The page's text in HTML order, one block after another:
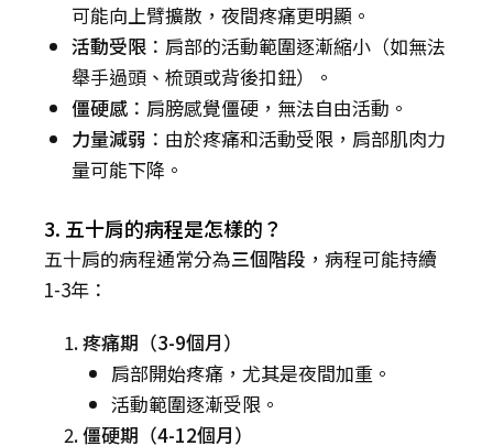
可能向上臂擴散，夜間疼痛更明顯。
活動受限 ：肩部的活動範圍逐漸縮小（如無法
舉手過頭、梳頭或背後扣鈕）。
僵硬感 ：肩膀感覺僵硬，無法自由活動。
力量減弱 ：由於疼痛和活動受限，肩部肌肉力
量可能下降。
3. 五十肩的病程是怎樣的？
五十肩的病程通常分為三個階段 ，病程可能持續
1-3年：
疼痛期（3-9個月）
肩部開始疼痛，尤其是夜間加重。
活動範圍逐漸受限。
僵硬期（4-12個月）